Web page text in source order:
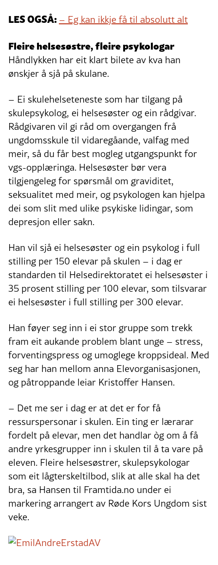
LES OGSÅ:– Eg kan ikkje få til absolutt alt
Fleire helsesøstre, fleire psykologar
Håndlykken har eit klart bilete av kva han
ønskjer å sjå på skulane.
– Ei skulehelseteneste som har tilgang på
skulepsykolog, ei helsesøster og ein rådgivar.
Rådgivaren vil gi råd om overgangen frå
ungdomsskule til vidaregåande, valfag med
meir, så du får best mogleg utgangspunkt for
vgs-opplæringa. Helsesøster bør vera
tilgjengeleg for spørsmål om graviditet,
seksualitet med meir, og psykologen kan hjelpa
dei som slit med ulike psykiske lidingar, som
depresjon eller sakn.
Han vil sjå ei helsesøster og ein psykolog i full
stilling per 150 elevar på skulen – i dag er
standarden til Helsedirektoratet ei helsesøster i
35 prosent stilling per 100 elevar, som tilsvarar
ei helsesøster i full stilling per 300 elevar.
Han føyer seg inn i ei stor gruppe som trekk
fram eit aukande problem blant unge – stress,
forventingspress og umoglege kroppsideal. Med
seg har han mellom anna Elevorganisasjonen,
og påtroppande leiar Kristoffer Hansen.
– Det me ser i dag er at det er for få
ressurspersonar i skulen. Ein ting er lærarar
fordelt på elevar, men det handlar òg om å få
andre yrkesgrupper inn i skulen til å ta vare på
eleven. Fleire helsesøstrer, skulepsykologar
som eit lågterskeltilbod, slik at alle skal ha det
bra, sa Hansen til Framtida.no under ei
markering arrangert av Røde Kors Ungdom sist
veke.